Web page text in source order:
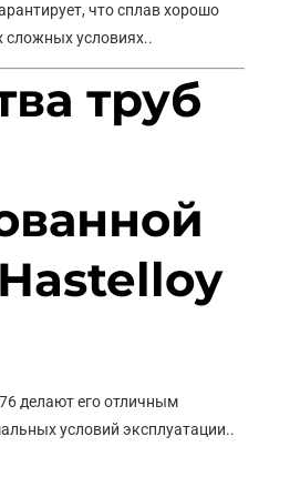
что сплав хорошо
сложных условиях..
труб
делают его отличным
условий эксплуатации..